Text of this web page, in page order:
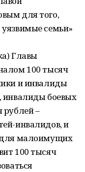
для того,
семьи»
Главы
100 тысяч
и инвалиды
инвалиды боевых
рублей –
инвалидов, и
малоимущих
100 тысяч